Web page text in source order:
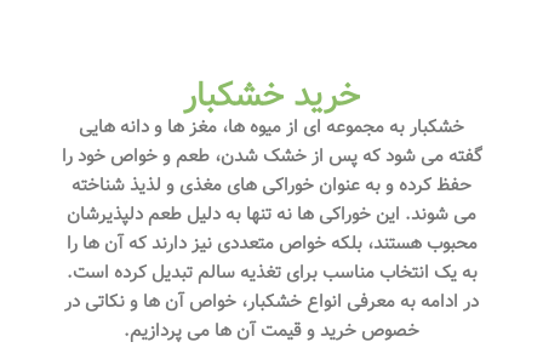
خرید خشکبار
خشکبار به مجموعه‌ ای از میوه‌ ها، مغز ها و دانه‌ هایی
گفته می‌ شود که پس از خشک شدن، طعم و خواص خود را
حفظ کرده و به عنوان خوراکی‌ های مغذی و لذیذ شناخته
می‌ شوند. این خوراکی‌ ها نه تنها به دلیل طعم دلپذیرشان
محبوب هستند، بلکه خواص متعددی نیز دارند که آن ها را
به یک انتخاب مناسب برای تغذیه سالم تبدیل کرده است.
در ادامه به معرفی انواع خشکبار، خواص آن‌ ها و نکاتی در
خصوص خرید و قیمت آن ها می پردازیم.